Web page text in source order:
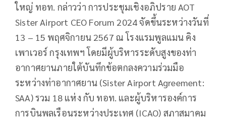
ใหญ่ ทอท. กล่าวว่า การประชุมเชิงอภิปราย AOT
Sister Airport CEO Forum 2024 จัดขึ้นระหว่างวันที่
13 – 15 พฤศจิกายน 2567 ณ โรงแรมพูลแมน คิง
เพาเวอร์ กรุงเทพฯ โดยมีผู้บริหารระดับสูงของท่า
อากาศยานภายใต้บันทึกข้อตกลงความร่วมมือ
ระหว่างท่าอากาศยาน (Sister Airport Agreement:
SAA) รวม 18 แห่ง กับ ทอท. และผู้บริหารองค์การ
การบินพลเรือนระหว่างประเทศ (ICAO) สภาสมาคม